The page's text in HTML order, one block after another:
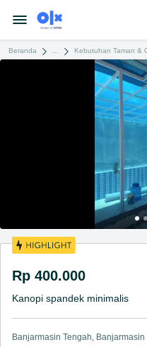
Beranda Kebutuhan Taman &
Rp 400.000
Kanopi spandek minimalis
Banjarmasin Tengah,